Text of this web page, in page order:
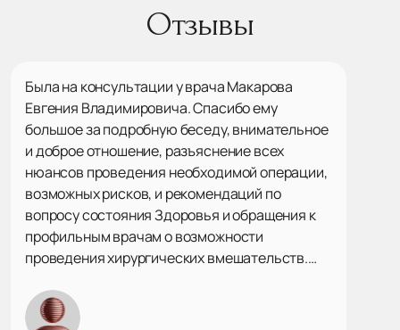
Отзывы
Была на консультации у врача Макарова
Евгения Владимировича. Спасибо ему
большое за подробную беседу, внимательное
и доброе отношение, разъяснение всех
нюансов проведения необходимой операции,
возможных рисков, и рекомендаций по
вопросу состояния Здоровья и обращения к
профильным врачам о возможности
проведения хирургических вмешательств.